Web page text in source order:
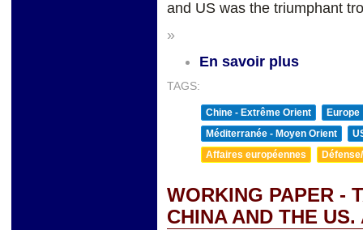
and US was the triumphant
»
En savoir plus
TAGS:
Chine - Extrême Orient
Europe
Méditerranée - Moyen Orient
Affaires européennes
WORKING PAPER -
CHINA AND THE